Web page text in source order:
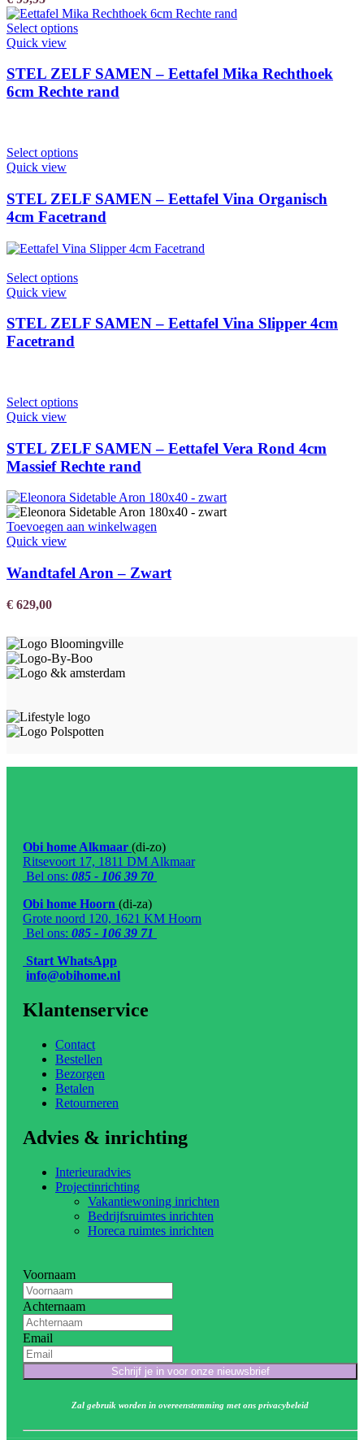
Select options
Quick view
STEL ZELF SAMEN – Eettafel Mika Rechthoek
6cm Rechte rand
Select options
Quick view
STEL ZELF SAMEN – Eettafel Vina Organisch
4cm Facetrand
Select options
Quick view
STEL ZELF SAMEN – Eettafel Vina Slipper 4cm
Facetrand
Select options
Quick view
STEL ZELF SAMEN – Eettafel Vera Rond 4cm
Massief Rechte rand
Toevoegen aan winkelwagen
Quick view
Wandtafel Aron – Zwart
€ 629,00
Obi home Alkmaar (di-zo)
Ritsevoort 17, 1811 DM Alkmaar
Bel ons: 085 - 106 39 70
Obi home Hoorn (di-za)
Grote noord 120, 1621 KM Hoorn
Bel ons: 085 - 106 39 71
Start WhatsApp
info@obihome.nl
Klantenservice
Contact
Bestellen
Bezorgen
Betalen
Retourneren
Advies & inrichting
Interieuradvies
Projectinrichting
Vakantiewoning inrichten
Bedrijfsruimtes inrichten
Horeca ruimtes inrichten
Voornaam
Achternaam
Email
Schrijf je in voor onze nieuwsbrief
Zal gebruik worden in overeenstemming met ons privacybeleid